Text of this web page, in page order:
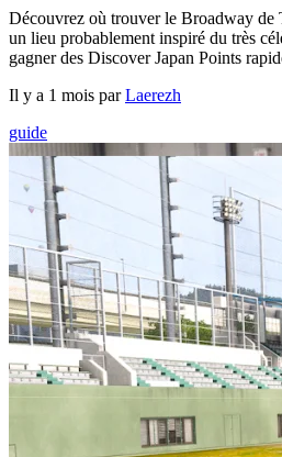
Découvrez où trouver le Broadway de
un lieu probablement inspiré du très
gagner des Discover Japan Points
Il y a 1 mois parLaerezh
guide